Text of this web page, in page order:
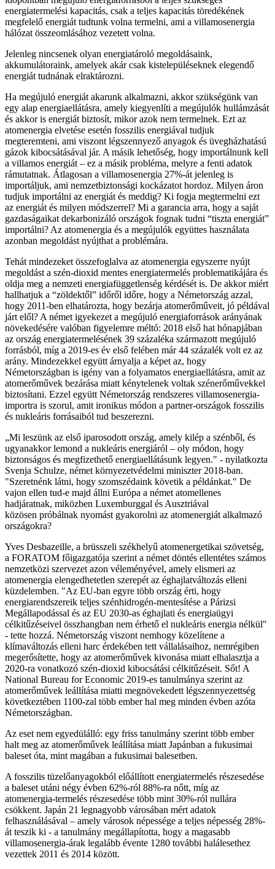
energiatermelési kapacitás, csak a teljes kapacitás töredékének
megfelelő energiát tudtunk volna termelni, ami a villamosenergia
hálózat összeomlásához vezetett volna.
Jelenleg nincsenek olyan energiatároló megoldásaink,
akkumulátoraink, amelyek akár csak kistelepüléseknek elegendő
energiát tudnának elraktározni.
Ha megújuló energiát akarunk alkalmazni, akkor szükségünk van
egy alap energiaellátásra, amely kiegyenlíti a megújulók hullámzását
és akkor is energiát biztosít, mikor azok nem termelnek. Ezt az
atomenergia elvetése esetén fosszilis energiával tudjuk
megteremteni, ami viszont légszennyező anyagok és üvegházhatású
gázok kibocsátásával jár. A másik lehetőség, hogy importálnunk kell
a villamos energiát – ez a másik probléma, melyre a fenti adatok
rámutatnak. Átlagosan a villamosenergia 27%-át jelenleg is
importáljuk, ami nemzetbiztonsági kockázatot hordoz. Milyen áron
tudjuk importálni az energiát és meddig? Ki fogja megtermelni ezt
az energiát és milyen módszerrel? Mi a garancia arra, hogy a saját
gazdaságaikat dekarbonizáló országok fognak tudni “tiszta energiát”
importálni? Az atomenergia és a megújulók együttes használata
azonban megoldást nyújthat a problémára.
Tehát mindezeket összefoglalva az atomenergia egyszerre nyújt
megoldást a szén-dioxid mentes energiatermelés problematikájára és
oldja meg a nemzeti energiafüggetlenség kérdését is. De akkor miért
hallhatjuk a “zöldektől” időről időre, hogy a Németország azzal,
hogy 2011-ben elhatározta, hogy bezárja atomerőműveit, jó példával
járt elől? A német igyekezet a megújuló energiaforrások arányának
növekedésére valóban figyelemre méltó: 2018 első hat hónapjában
az ország energiatermelésének 39 százaléka származott megújuló
forrásból, míg a 2019-es év első felében már 44 százalék volt ez az
arány. Mindezekkel együtt árnyalja a képet az, hogy
Németországban is igény van a folyamatos energiaellátásra, amit az
atomerőművek bezárása miatt kénytelenek voltak szénerőművekkel
biztosítani. Ezzel együtt Németország rendszeres villamosenergia-
importra is szorul, amit ironikus módon a partner-országok fosszilis
és nukleáris forrásaiból tud beszerezni.
„Mi leszünk az első iparosodott ország, amely kilép a szénből, és
ugyanakkor lemond a nukleáris energiáról – oly módon, hogy
biztonságos és megfizethető energiaellátásunk legyen." - nyilatkozta
Svenja Schulze, német környezetvédelmi miniszter 2018-ban.
"Szeretnénk látni, hogy szomszédaink követik a példánkat." De
vajon ellen tud-e majd állni Európa a német atomellenes
hadjáratnak, miközben Luxemburggal és Ausztriával
közösen próbálnak nyomást gyakorolni az atomenergiát alkalmazó
országokra?
Yves Desbazeille, a brüsszeli székhelyű atomenergetikai szövetség,
a FORATOM főigazgatója szerint a német döntés ellentétes számos
nemzetközi szervezet azon véleményével, amely elismeri az
atomenergia elengedhetetlen szerepét az éghajlatváltozás elleni
küzdelemben. "Az EU-ban egyre több ország érti, hogy
energiarendszereik teljes szénhidrogén-mentesítése a Párizsi
Megállapodással és az EU 2030-as éghajlati és energiaügyi
célkitűzéseivel összhangban nem érhető el nukleáris energia nélkül"
- tette hozzá. Németország viszont nemhogy közelítene a
klímaváltozás elleni harc érdekében tett vállalásaihoz, nemrégiben
megerősítette, hogy az atomerőművek kivonása miatt elhalasztja a
2020-ra vonatkozó szén-dioxid kibocsátási célkitűzéseit. Sőt! A
National Bureau for Economic 2019-es tanulmánya szerint az
atomerőművek leállítása miatti megnövekedett légszennyezettség
következtében 1100-zal több ember hal meg minden évben azóta
Németországban.
Az eset nem egyedülálló: egy friss tanulmány szerint több ember
halt meg az atomerőművek leállítása miatt Japánban a fukusimai
baleset óta, mint magában a fukusimai balesetben.
A fosszilis tüzelőanyagokból előállított energiatermelés részesedése
a baleset utáni négy évben 62%-ról 88%-ra nőtt, míg az
atomenergia-termelés részesedése több mint 30%-ról nullára
csökkent. Japán 21 legnagyobb városában mért adatok
felhasználásával – amely városok népessége a teljes népesség 28%-
át teszik ki - a tanulmány megállapította, hogy a magasabb
villamosenergia-árak legalább évente 1280 további halálesethez
vezettek 2011 és 2014 között.